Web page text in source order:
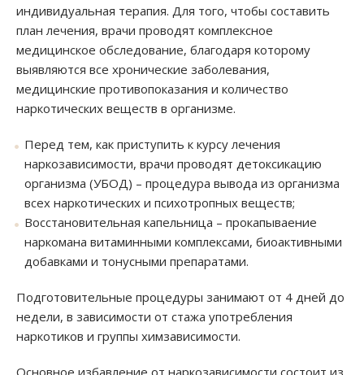
индивидуальная терапия. Для того, чтобы составить
план лечения, врачи проводят комплексное
медицинское обследование, благодаря которому
выявляются все хронические заболевания,
медицинские противопоказания и количество
наркотических веществ в организме.
Перед тем, как приступить к курсу лечения
наркозависимости, врачи проводят детоксикацию
организма (УБОД) – процедура вывода из организма
всех наркотических и психотропных веществ;
Восстановительная капельница – прокапываение
наркомана витаминными комплексами, биоактивными
добавками и тонусными препаратами.
Подготовительные процедуры занимают от 4 дней до
недели, в зависимости от стажа употребления
наркотиков и группы химзависимости.
Основное избавление от наркозависимости состоит из